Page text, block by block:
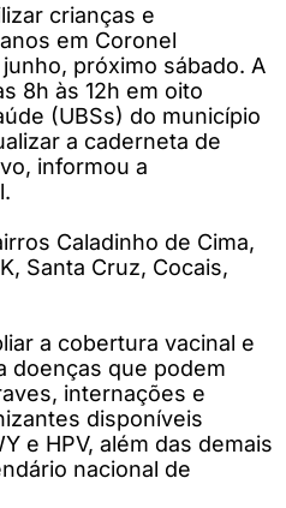
crianças e
em Coronel
próximo sábado. A
8h às 12h em oito
(UBSs) do município
a caderneta de
informou a
Caladinho de Cima,
Santa Cruz, Cocais,
a cobertura vacinal e
doenças que podem
internações e
disponíveis
e HPV, além das demais
nacional de